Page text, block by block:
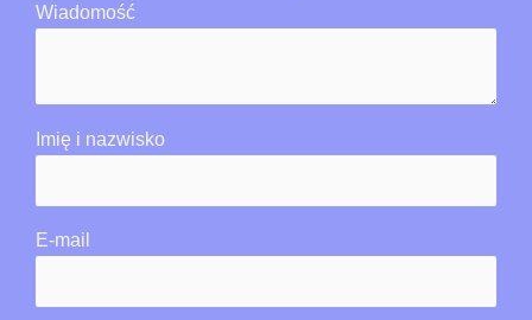
Wiadomość
Imię i nazwisko
E-mail